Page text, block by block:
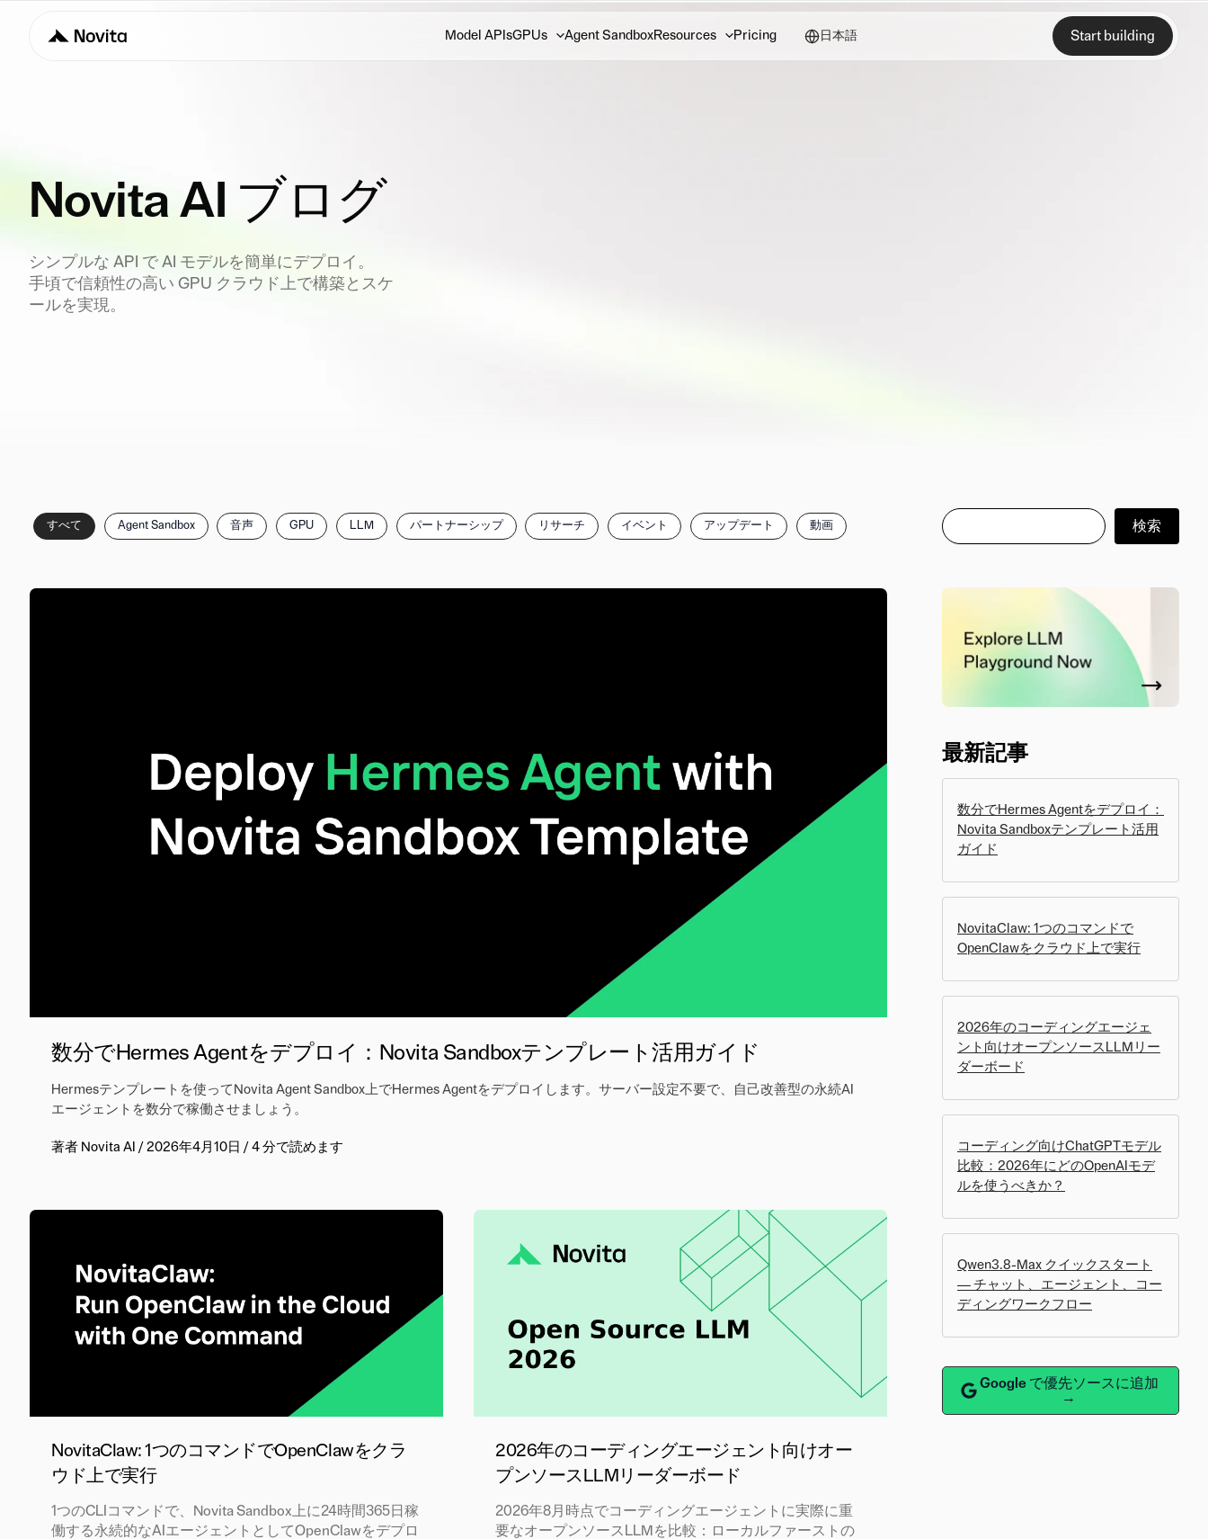
Model APIsGPUs Agent SandboxResources Pricing 日本語 Start building
Novita AI ブログ
シンプルな API で AI モデルを簡単にデプロイ。
手頃で信頼性の高い GPU クラウド上で構築とスケ
ールを実現。
カ
テ
すべて Agent Sandbox 音声 GPU LLM パートナーシップ リサーチ イベント アップデート 動画
数分でHermes Agentをデプロイ：Novita Sandboxテンプレート活用ガイド
Hermesテンプレートを使ってNovita Agent Sandbox上でHermes Agentをデプロイします。サーバー設定不要で、自己改善型の永続AI
エージェントを数分で稼働させましょう。
著者 Novita AI / 2026年4月10日 / 4 分で読めます
NovitaClaw: 1つのコマンドでOpenClawをクラ
ウド上で実行
1つのCLIコマンドで、Novita Sandbox上に24時間365日稼
働する永続的なAIエージェントとしてOpenClawをデプロ
2026年のコーディングエージェント向けオー
プンソースLLMリーダーボード
2026年8月時点でコーディングエージェントに実際に重
要なオープンソースLLMを比較：ローカルファーストの
検索
検索
最新記事
数分でHermes Agentをデプロイ：
Novita Sandboxテンプレート活用
ガイド
NovitaClaw: 1つのコマンドで
OpenClawをクラウド上で実行
2026年のコーディングエージェ
ント向けオープンソースLLMリー
ダーボード
コーディング向けChatGPTモデル
比較：2026年にどのOpenAIモデ
ルを使うべきか？
Qwen3.8-Max クイックスタート
— チャット、エージェント、コー
ディングワークフロー
Google で優先ソースに追加
→